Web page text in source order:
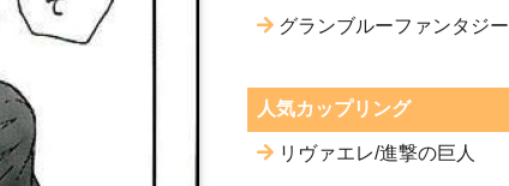
グランブルーファンタジー
人気カップリング
リヴァエレ/進撃の巨人